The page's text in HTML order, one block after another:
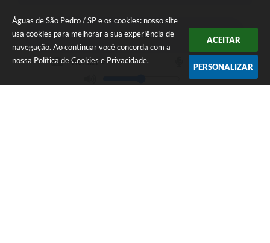
Águas de São Pedro / SP e os cookies: nosso site
usa cookies para melhorar a sua experiência de
navegação. Ao continuar você concorda com a
nossa Política de Cookies e Privacidade.
ACEITAR
PERSONALIZAR